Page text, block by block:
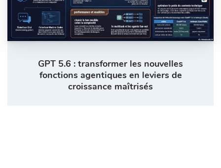
GPT 5.6 : transformer les nouvelles
fonctions agentiques en leviers de
croissance maîtrisés